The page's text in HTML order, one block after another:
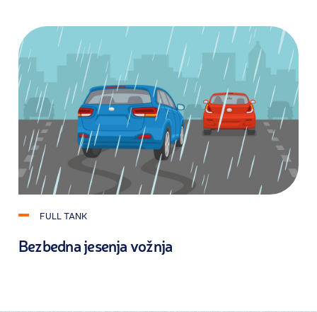
FULL TANK
Bezbedna jesenja vožnja